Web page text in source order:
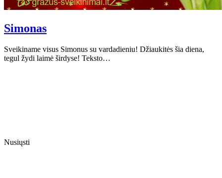
Simonas
Sveikiname visus Simonus su vardadieniu! Džiaukitės šia diena,
tegul žydi laimė širdyse! Teksto…
Nusiųsti